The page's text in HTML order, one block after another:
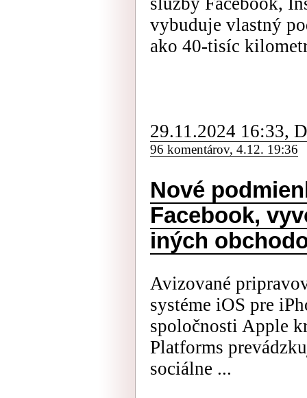
vybuduje vlastný
ako 40-tisíc
29.11.2024 16:33,
96 komentárov, 4.12. 19:36
Nové
Facebook,
iných
Avizované
systéme iOS pre
spoločnosti Apple
Platforms
sociálne ...